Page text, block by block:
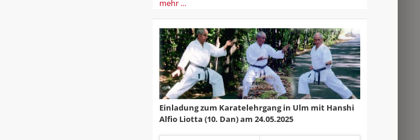
mehr …
Einladung zum Karatelehrgang in Ulm mit Hanshi
Alfio Liotta (10. Dan) am 24.05.2025